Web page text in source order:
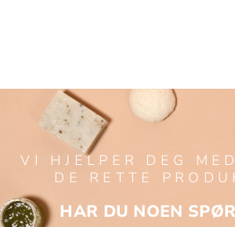
VI HJELPER DEG
DE RETTE
HAR DU NOEN